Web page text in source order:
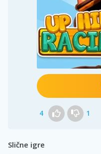
4 1
Slične igre